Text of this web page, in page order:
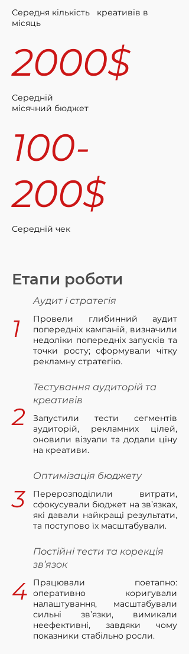
Середня кількість креативів в
місяць
2000$
Середній
місячний бюджет
100-
200$
Середній чек
Етапи роботи
1
Аудит і стратегія
Провели глибинний аудит
попередніх кампаній, визначили
недоліки попередніх запусків та
точки росту; сформували чітку
рекламну стратегію.
2
Тестування аудиторій та
креативів
Запустили тести сегментів
аудиторій, рекламних цілей,
оновили візуали та додали ціну
на креативи.
3
Оптимізація бюджету
Перерозподілили витрати,
сфокусували бюджет на зв’язках,
які давали найкращі результати,
та поступово їх масштабували.
4
Постійні тести та корекція
зв’язок
Працювали поетапно:
оперативно коригували
налаштування, масштабували
сильні зв’язки, вимикали
неефективні, завдяки чому
показники стабільно росли.